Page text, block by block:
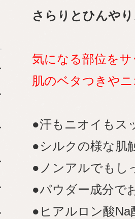
さらりとひんやり
気になる部位をサ
肌のベタつきやニ
●汗もニオイもス
●シルクの様な肌
●ノンアルでもし
●パウダー成分で
●ヒアルロン酸Na